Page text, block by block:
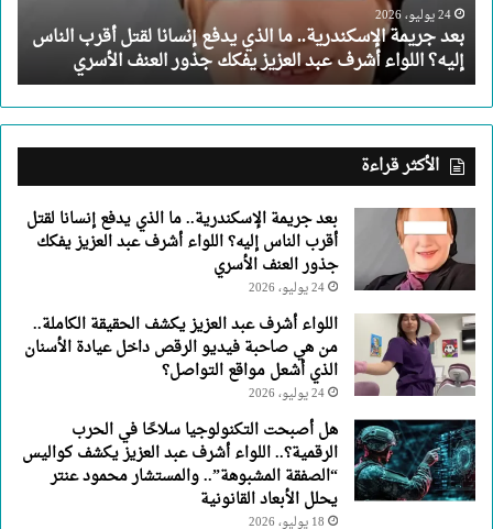
لقتل
أقرب
الناس
إليه؟
اللواء
أشرف
عبد
العزيز
جذور
العنف
الأسري
24 يوليو، 2026
بعد جريمة الإسكندرية.. ما الذي يدفع إنسانا لقتل أقرب الناس
إليه؟ اللواء أشرف عبد العزيز يفكك جذور العنف الأسري
الأكثر قراءة
بعد جريمة الإسكندرية.. ما الذي يدفع إنسانا لقتل
أقرب الناس إليه؟ اللواء أشرف عبد العزيز يفكك
جذور العنف الأسري
24 يوليو، 2026
اللواء أشرف عبد العزيز يكشف الحقيقة الكاملة..
من هي صاحبة فيديو الرقص داخل عيادة الأسنان
الذي أشعل مواقع التواصل؟
24 يوليو، 2026
هل أصبحت التكنولوجيا سلاحًا في الحرب
الرقمية؟.. اللواء أشرف عبد العزيز يكشف كواليس
“الصفقة المشبوهة”.. والمستشار محمود عنتر
يحلل الأبعاد القانونية
18 يوليو، 2026